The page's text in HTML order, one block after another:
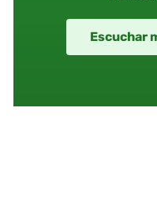
Escuchar